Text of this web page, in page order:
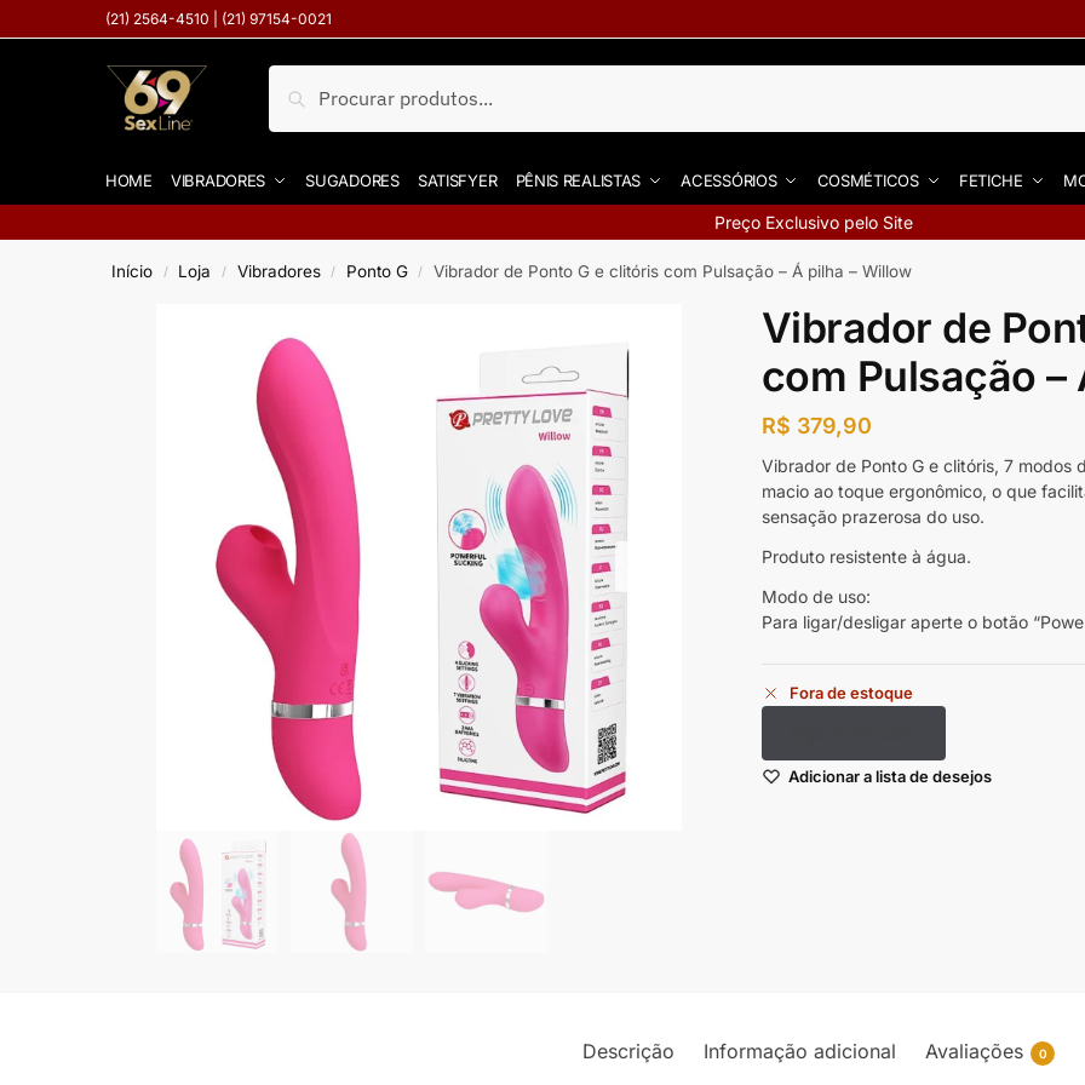
(21) 2564-4510 | (21) 97154-0021
Pesquisar
HOME VIBRADORES SUGADORES SATISFYER PÊNIS REALISTAS ACESSÓRIOS COSMÉTICOS FETICHE
Preço Exclusivo pelo Site
Início / Loja / Vibradores / Ponto G / Vibrador de Ponto G e clitóris com Pulsação – Á pilha – Willow
Vibrador de
com Pulsação –
R$ 379,90
Vibrador de Ponto G e clitóris, 7 modos
macio ao toque ergonômico, o que
sensação prazerosa do uso.
Produto resistente à água.
Modo de uso:
Para ligar/desligar aperte o botão
Fora de estoque
Adicionar a lista de desejos
Descrição Informação adicional Avaliações 0